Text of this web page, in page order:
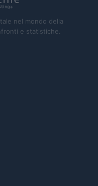
nel mondo della
e statistiche.